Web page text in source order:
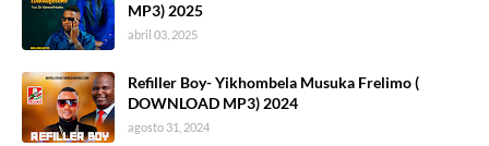
MP3) 2025
abril 03, 2025
Refiller Boy- Yikhombela Musuka Frelimo (
DOWNLOAD MP3) 2024
agosto 31, 2024